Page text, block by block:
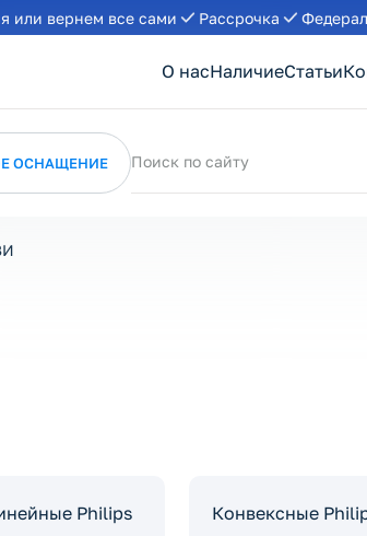
или вернем все сами Рассрочка
О насНаличиеСтатьи
ОСНАЩЕНИЕ Поиск по сайту
Philips Конвексные